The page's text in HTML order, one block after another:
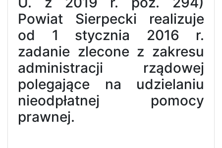
Powiat Sierpecki realizuje
od 1 stycznia 2016 r.
zadanie zlecone z zakresu
administracji rządowej
polegające na udzielaniu
nieodpłatnej pomocy
prawnej.